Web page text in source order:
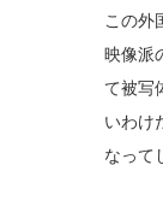
この外
映像派
て被写
いわけ
なって